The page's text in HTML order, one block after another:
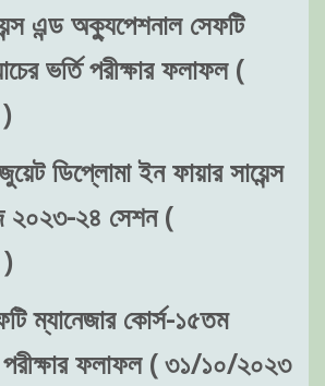
এন্ড অক্যুপেশনাল সেফটি
ভর্তি পরীক্ষার ফলাফল (
ডিপ্লোমা ইন ফায়ার সায়েন্স
২০২৩-২৪ সেশন (
ম্যানেজার কোর্স-১৫তম
পরীক্ষার ফলাফল ( ৩১/১০/২০২৩